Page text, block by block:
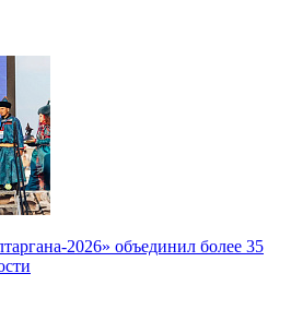
2026» объединил более 35